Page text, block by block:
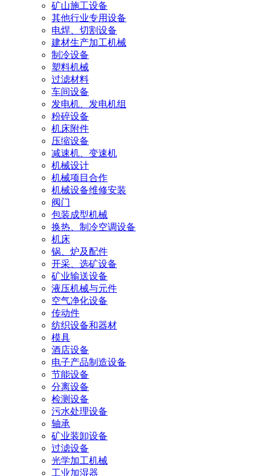
矿山施工设备
其他行业专用设备
电焊、切割设备
建材生产加工机械
制冷设备
塑料机械
过滤材料
车间设备
发电机、发电机组
粉碎设备
机床附件
压缩设备
减速机、变速机
机械设计
机械项目合作
机械设备维修安装
阀门
包装成型机械
换热、制冷空调设备
机床
锅、炉及配件
开采、选矿设备
矿业输送设备
液压机械与元件
空气净化设备
传动件
纺织设备和器材
模具
酒店设备
电子产品制造设备
节能设备
分离设备
检测设备
污水处理设备
轴承
矿业装卸设备
过滤设备
光学加工机械
工业加湿器